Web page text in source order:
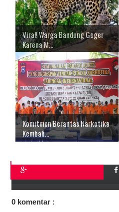
Viral! Warga Bandung Geger
Karena M...
Komitmen Berantas Narkotika
Kembali...
0 komentar :